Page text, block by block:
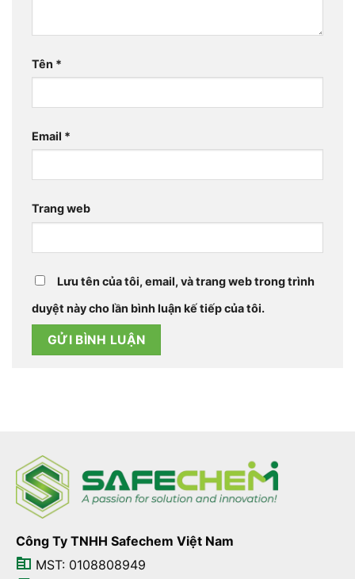
Tên *
Email *
Trang web
Lưu tên của tôi, email, và trang web trong trình
duyệt này cho lần bình luận kế tiếp của tôi.
Công Ty TNHH Safechem Việt Nam
MST: 0108808949